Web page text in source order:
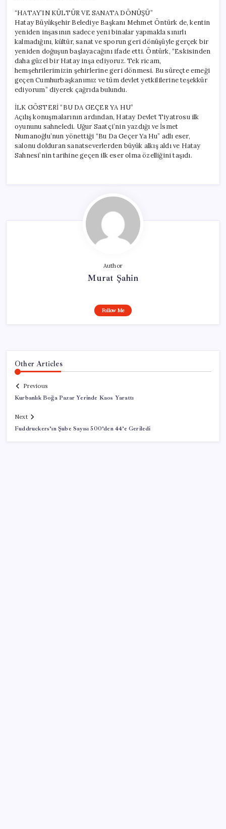
“HATAY’IN KÜLTÜR VE SANATA DÖNÜŞÜ”
Hatay Büyükşehir Belediye Başkanı Mehmet Öntürk de, kentin
yeniden inşasının sadece yeni binalar yapmakla sınırlı
kalmadığını, kültür, sanat ve sporun geri dönüşüyle gerçek bir
yeniden doğuşun başlayacağını ifade etti. Öntürk, “Eskisinden
daha güzel bir Hatay inşa ediyoruz. Tek ricam,
hemşehrilerimizin şehirlerine geri dönmesi. Bu süreçte emeği
geçen Cumhurbaşkanımız ve tüm devlet yetkililerine teşekkür
ediyorum” diyerek çağrıda bulundu.
İLK GÖSTERİ “BU DA GEÇER YA HU”
Açılış konuşmalarının ardından, Hatay Devlet Tiyatrosu ilk
oyununu sahneledi. Uğur Saatçi’nin yazdığı ve İsmet
Numanoğlu’nun yönettiği “Bu Da Geçer Ya Hu” adlı eser,
salonu dolduran sanatseverlerden büyük alkış aldı ve Hatay
Sahnesi’nin tarihine geçen ilk eser olma özelliğini taşıdı.
Author
Murat Şahin
Follow Me
Other Articles
Previous
Kurbanlık Boğa Pazar Yerinde Kaos Yarattı
Next
Fuddruckers’ın Şube Sayısı 500’den 44’e Geriledi